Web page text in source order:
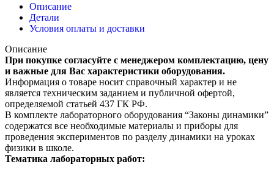
Описание
Детали
Условия оплаты и доставки
Описание
При покупке согласуйте с менеджером комплектацию, цену
и важные для Вас характеристики оборудования.
Информация о товаре носит справочный характер и не
является техническим заданием и публичной офертой,
определяемой статьей 437 ГК РФ.
В комплекте лабораторного оборудования “Законы динамики”
содержатся все необходимые материалы и приборы для
проведения экспериментов по разделу динамики на уроках
физики в школе.
Тематика лабораторных работ: